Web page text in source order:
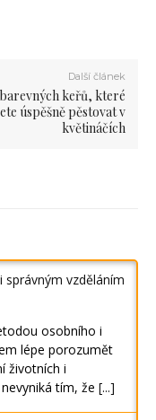
Další článek
keřů, které
úspěšně pěstovat v
květináčích
správným vzděláním
osobního i
lépe porozumět
životních i
tím, že [...]